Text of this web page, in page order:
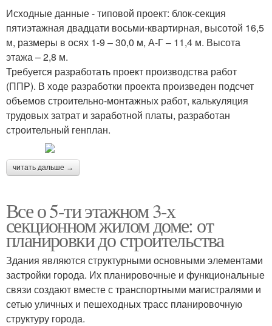
Исходные данные - типовой проект: блок-секция
пятиэтажная двадцати восьми-квартирная, высотой 16,5
м, размеры в осях 1-9 – 30,0 м, А-Г – 11,4 м. Высота
этажа – 2,8 м.
Требуется разработать проект производства работ
(ППР). В ходе разработки проекта произведен подсчет
объемов строительно-монтажных работ, калькуляция
трудовых затрат и заработной платы, разработан
строительный генплан.
читать дальше →
Все о 5-ти этажном 3-х
секционном жилом доме: от
планировки до строительства
Здания являются структурными основными элементами
застройки города. Их планировочные и функциональные
связи создают вместе с транспортными магистралями и
сетью уличных и пешеходных трасс планировочную
структуру города.